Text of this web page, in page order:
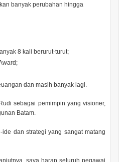
banyak perubahan hingga
8 kali berurut-turut;
dan masih banyak lagi.
sebagai pemimpin yang visioner,
Batam.
dan strategi yang sangat matang
saya harap seluruh pegawai